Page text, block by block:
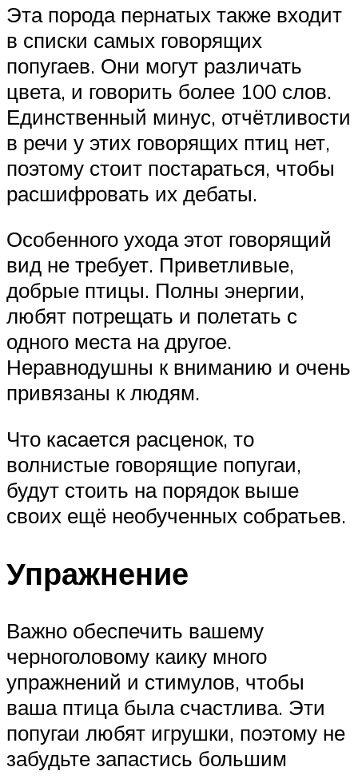
Эта порода пернатых также входит
в списки самых говорящих
попугаев. Они могут различать
цвета, и говорить более 100 слов.
Единственный минус, отчётливости
в речи у этих говорящих птиц нет,
поэтому стоит постараться, чтобы
расшифровать их дебаты.
Особенного ухода этот говорящий
вид не требует. Приветливые,
добрые птицы. Полны энергии,
любят потрещать и полетать с
одного места на другое.
Неравнодушны к вниманию и очень
привязаны к людям.
Что касается расценок, то
волнистые говорящие попугаи,
будут стоить на порядок выше
своих ещё необученных собратьев.
Упражнение
Важно обеспечить вашему
черноголовому каику много
упражнений и стимулов, чтобы
ваша птица была счастлива. Эти
попугаи любят игрушки, поэтому не
забудьте запастись большим